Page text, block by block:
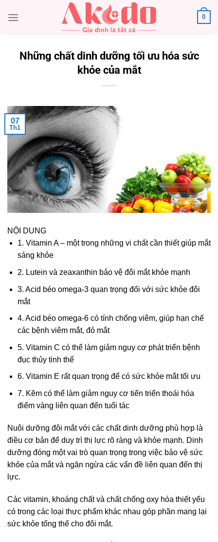
đến
0
Những chất dinh dưỡng tối ưu hóa sức
khỏe của mắt
07
Th1
NỘI DUNG
1. Vitamin A – một trong những vi chất cần thiết giúp mắt
sáng khỏe
2. Lutein và zeaxanthin bảo vệ đôi mắt khỏe mạnh
3. Acid béo omega-3 quan trọng đối với sức khỏe đôi
mắt
4. Acid béo omega-6 có tính chống viêm, giúp hạn chế
các bệnh viêm mắt, đỏ mắt
5. Vitamin C có thể làm giảm nguy cơ phát triển bệnh
đục thủy tinh thể
6. Vitamin E rất quan trọng để có sức khỏe mắt tối ưu
7. Kẽm có thể làm giảm nguy cơ tiến triển thoái hóa
điểm vàng liên quan đến tuổi tác
Nuôi dưỡng đôi mắt với các chất dinh dưỡng phù hợp là
điều cơ bản để duy trì thị lực rõ ràng và khỏe mạnh. Dinh
dưỡng đóng một vai trò quan trọng trong việc bảo vệ sức
khỏe của mắt và ngăn ngừa các vấn đề liên quan đến thị
lực.
Các vitamin, khoáng chất và chất chống oxy hóa thiết yếu
có trong các loại thực phẩm khác nhau góp phần mang lại
sức khỏe tổng thể cho đôi mắt.